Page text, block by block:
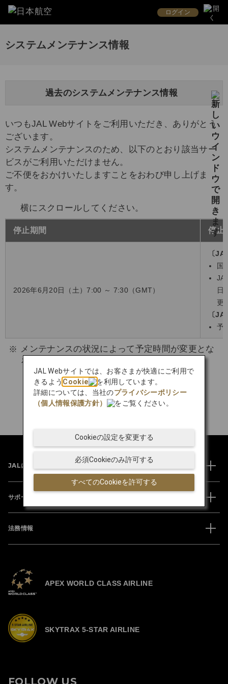
ログイン
システムメンテナンス情報
過去のシステムメンテナンス情報
いつもJAL Webサイトをご利用いただき、ありがとう
ございます。
システムメンテナンスのため、以下のとおり該当サー
ビスがご利用いただけません。
ご不便をおかけいたしますことをおわび申し上げま
す。
横にスクロールしてください。
停止期間 停止
2026年6月20日（土）7:00 ～ 7:30（GMT）
〔
国
日
更
〔
予
メンテナンスの状況によって予定時間が変更とな
る場合がございます。
JALについて
サポート
法務情報
APEX WORLD CLASS AIRLINE
SKYTRAX 5-STAR AIRLINE
FOLLOW US
JAL Webサイトでは、お客さまが快適にご利用で
きるよう Cookie
を利用しています。
詳細については、当社のプライバシーポリシー
（個人情報保護方針）
をご覧ください。
すべてのCookieを許可する
必須Cookieのみ許可する
Cookieの設定を変更する